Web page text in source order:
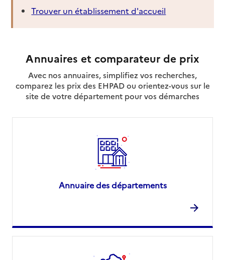
Trouver un établissement d'accueil
Annuaires et comparateur de prix
Avec nos annuaires, simplifiez vos recherches,
comparez les prix des EHPAD ou orientez-vous sur le
site de votre département pour vos démarches
Annuaire des départements